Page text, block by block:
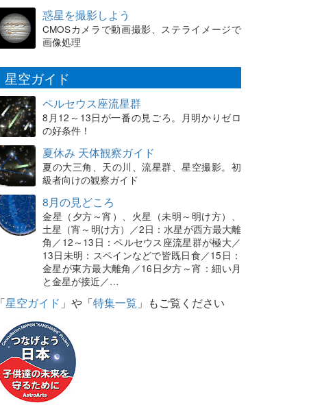
惑星を撮影しよう
CMOSカメラで動画撮影、ステライメージで
画像処理
星空ガイド
ペルセウス座流星群
8月12～13日が一番の見ごろ。月明かりゼロ
の好条件！
夏休み 天体観察ガイド
夏の大三角、天の川、流星群、星空撮影。初
級者向けの観察ガイド
8月の見どころ
金星（夕方～宵）、火星（未明～明け方）、
土星（宵～明け方）／2日：水星が西方最大離
角／12～13日：ペルセウス座流星群が極大／
13日未明：スペインなどで皆既日食／15日：
金星が東方最大離角／16日夕方～宵：細い月
と金星が接近／…
「星空ガイド 」や「特集一覧 」もご覧ください